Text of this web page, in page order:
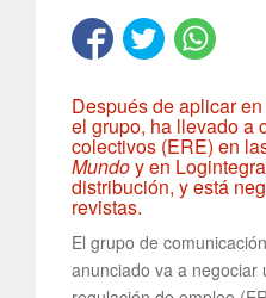
Después de aplicar
el grupo, ha llevado a
colectivos (ERE) en
Mundoy en
distribución, y está
revistas.
El grupo de
anunciado va a negociar